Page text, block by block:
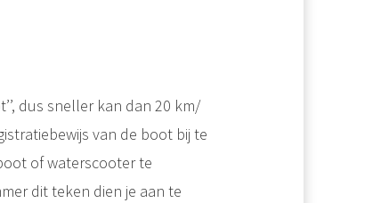
dus sneller kan dan 20 km/
van de boot bij te
of waterscooter te
dit teken dien je aan te